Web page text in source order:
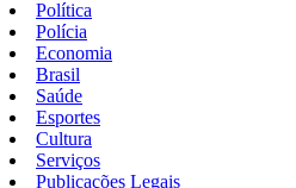
Política
Polícia
Economia
Brasil
Saúde
Esportes
Cultura
Serviços
Publicações Legais